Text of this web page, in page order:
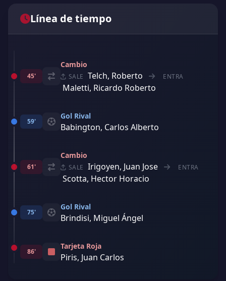
Línea de tiempo
45'
Cambio
SALE Telch, Roberto ENTRA
Maletti, Ricardo Roberto
59'
Gol Rival
Babington, Carlos Alberto
61'
Cambio
SALE Irigoyen, Juan Jose ENTRA
Scotta, Hector Horacio
75'
Gol Rival
Brindisi, Miguel Ángel
86'
Tarjeta Roja
Piris, Juan Carlos